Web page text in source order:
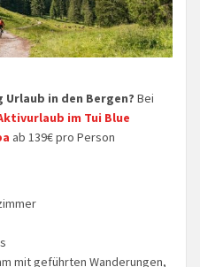
in den Bergen? Bei
im Tui Blue
ab 139€ pro Person
mit geführten Wanderungen,